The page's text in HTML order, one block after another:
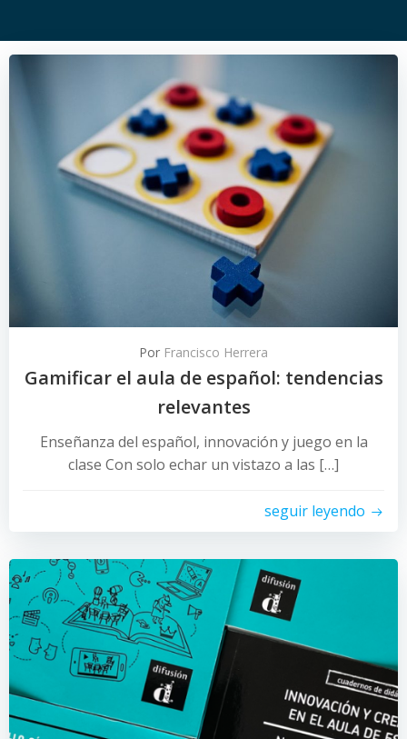
Por Francisco Herrera
Gamificar el aula de español: tendencias
relevantes
Enseñanza del español, innovación y juego en la
clase Con solo echar un vistazo a las […]
seguir leyendo